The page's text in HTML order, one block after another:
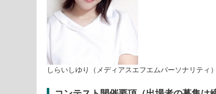
しらいしゆり（メディアスエフエムパーソナリティ）